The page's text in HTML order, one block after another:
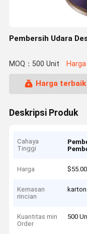
Pembersih Udara
MOQ：500 Unit
Harga terbaik
Deskripsi Produk
Cahaya
Tinggi
Harga
Kemasan
rincian
Kuantitas min
Order
500